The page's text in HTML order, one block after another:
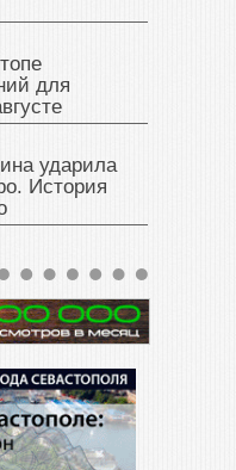
для
ударила
История